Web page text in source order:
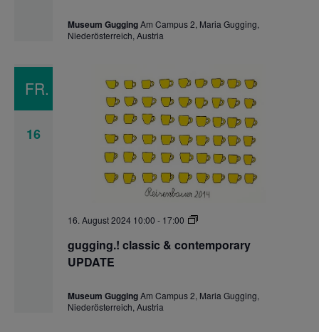
Museum GuggingAm Campus 2, Maria Gugging,
Niederösterreich, Austria
FR.
16
gugging.! classic & contemporary
UPDATE
16. August 2024 10:00 - 17:00
gugging.!
&
contemporary
Museum GuggingAm Campus 2, Maria Gugging,
Niederösterreich, Austria